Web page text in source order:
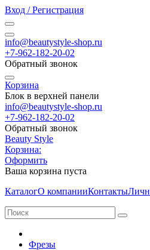
Вход / Регистрация
info@beautystyle-shop.ru
+7-962-182-20-02
Обратный звонок
Корзина
Блок в верхней панели
info@beautystyle-shop.ru
+7-962-182-20-02
Обратный звонок
Beauty Style
Корзина:
Оформить
Ваша корзина пуста
КаталогО компанииКонтакты
Фрезы